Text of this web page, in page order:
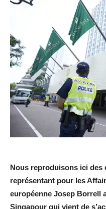
Nous reproduisons ici
représentant pour les
européenne Josep Borrell
Singapour qui vient de